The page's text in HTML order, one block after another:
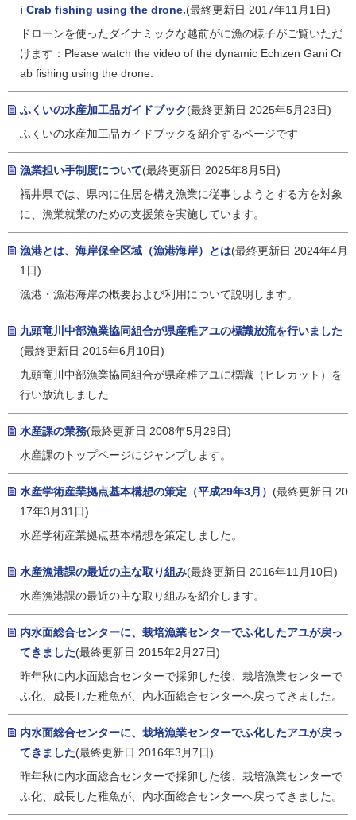
i Crab fishing using the drone.(最終更新日 2017年11月1日)
ドローンを使ったダイナミックな越前がに漁の様子がご覧いただ
けます：Please watch the video of the dynamic Echizen Gani Cr
ab fishing using the drone.
ふくいの水産加工品ガイドブック(最終更新日 2025年5月23日)
ふくいの水産加工品ガイドブックを紹介するページです
漁業担い手制度について(最終更新日 2025年8月5日)
福井県では、県内に住居を構え漁業に従事しようとする方を対象
に、漁業就業のための支援策を実施しています。
漁港とは、海岸保全区域（漁港海岸）とは(最終更新日 2024年4月
1日)
漁港・漁港海岸の概要および利用について説明します。
九頭竜川中部漁業協同組合が県産稚アユの標識放流を行いました
(最終更新日 2015年6月10日)
九頭竜川中部漁業協同組合が県産稚アユに標識（ヒレカット）を
行い放流しました
水産課の業務(最終更新日 2008年5月29日)
水産課のトップページにジャンプします。
水産学術産業拠点基本構想の策定（平成29年3月） (最終更新日 20
17年3月31日)
水産学術産業拠点基本構想を策定しました。
水産漁港課の最近の主な取り組み(最終更新日 2016年11月10日)
水産漁港課の最近の主な取り組みを紹介します。
内水面総合センターに、栽培漁業センターでふ化したアユが戻っ
てきました(最終更新日 2015年2月27日)
昨年秋に内水面総合センターで採卵した後、栽培漁業センターで
ふ化、成長した稚魚が、内水面総合センターへ戻ってきました。
内水面総合センターに、栽培漁業センターでふ化したアユが戻っ
てきました(最終更新日 2016年3月7日)
昨年秋に内水面総合センターで採卵した後、栽培漁業センターで
ふ化、成長した稚魚が、内水面総合センターへ戻ってきました。